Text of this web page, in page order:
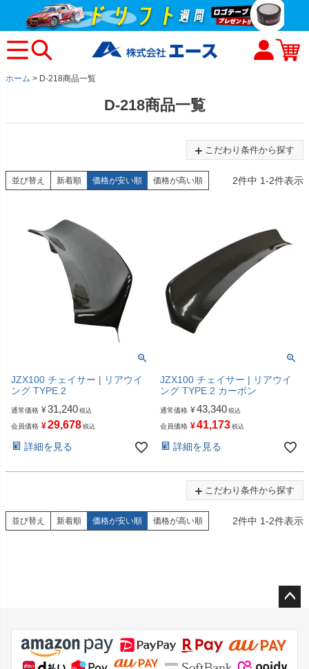
ホーム D-218商品一覧
D-218商品一覧
こだわり条件から探す
並び替え 新着順 価格が安い順 価格が高い順 2件中 1-2件表示
JZX100 チェイサー | リアウイ
ング TYPE.2
通常価格 ¥31,240 税込
会員価格 ¥29,678 税込
詳細を見る
JZX100 チェイサー | リアウイ
ング TYPE.2 カーボン
通常価格 ¥43,340 税込
会員価格 ¥41,173 税込
詳細を見る
こだわり条件から探す
並び替え 新着順 価格が安い順 価格が高い順 2件中 1-2件表示
ジト
ップ
へ